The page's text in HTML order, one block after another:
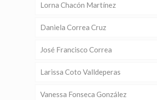
Lorna Chacón Martínez
Daniela Correa Cruz
José Francisco Correa
Larissa Coto Valldeperas
Vanessa Fonseca González